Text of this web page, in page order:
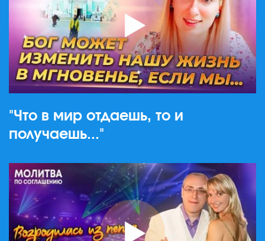
"Что в мир отдаешь, то и
получаешь..."